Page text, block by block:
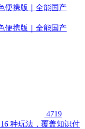
便携版｜全能国产
便携版｜全能国产
4719